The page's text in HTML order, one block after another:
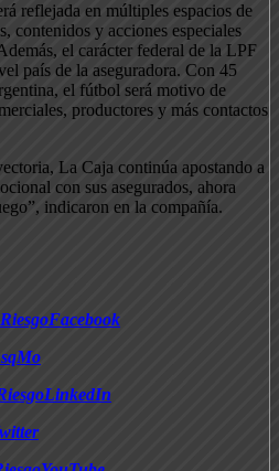
reflejada en múltiples espacios de
contenidos y acciones especiales
el carácter federal de la LPF
país de la aseguradora. Con 45
el fútbol será motivo de
productores y más contactos
La Caja continúa apostando a
con sus asegurados, ahora
indicaron en la compañía.